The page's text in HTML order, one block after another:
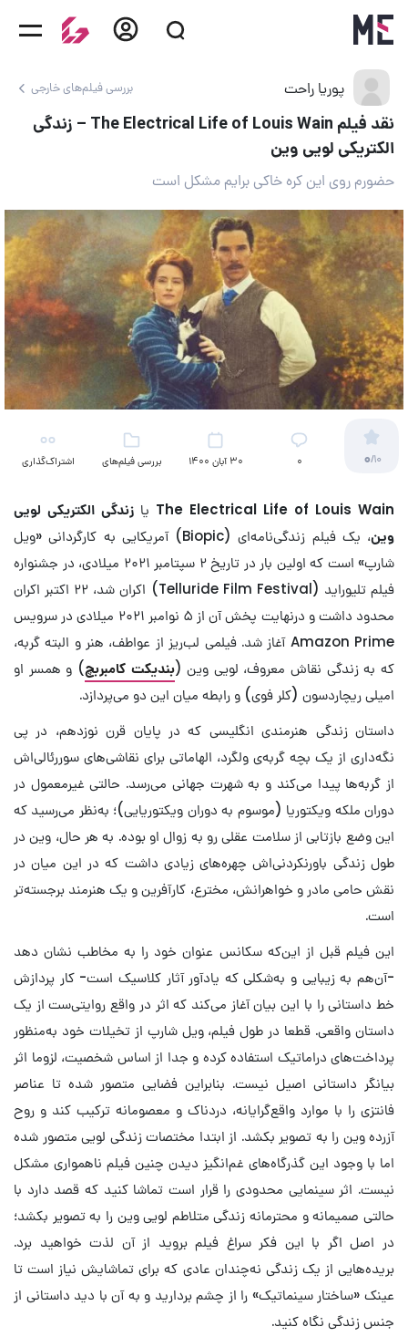
پوریا راحت بررسی فیلم‌های خارجی
نقد فیلم The Electrical Life of Louis Wain – زندگی
الکتریکی لویی وین
حضورم روی این کره خاکی برایم مشکل است
0/10 ۰ 30 آبان 1400
بررسی فیلم‌های
اشتراک‌گذاری
The Electrical Life of Louis Wain یا زندگی الکتریکی لویی
وین
، یک فیلم زندگی‌نامه‌ای (Biopic) آمریکایی‌ به کارگردانی «ویل
شارپ» است که اولین بار در تاریخ ۲ سپتامبر ۲۰۲۱ میلادی، در جشنواره
فیلم تلیوراید (Telluride Film Festival) اکران شد، ۲۲ اکتبر اکران
محدود داشت و درنهایت پخش آن از ۵ نوامبر ۲۰۲۱ میلادی در سرویس
Amazon Prime آغاز شد. فیلمی لب‌ریز از عواطف، هنر و البته گربه،
که به زندگی نقاش معروف، لویی وین (بندیکت کامبربچ‌) و همسر او
امیلی ریچاردسون (کلر فوی) و رابطه میان این دو می‌پردازد.
داستان زندگی هنرمندی انگلیسی که در پایان قرن نوزدهم، در پی
نگه‌داری از یک بچه گربه‌ی ولگرد، الهاماتی برای نقاشی‌های سوررئالی‌اش
از گربه‌ها پیدا می‌‌کند و به شهرت جهانی می‌رسد. حالتی غیرمعمول در
دوران ملکه ویکتوریا (موسوم به دوران ویکتوریایی)؛ به‌نظر می‌رسید که
این وضع بازتابی از سلامت عقلی رو به زوال او بوده. به هر حال، وین در
طول زندگی باورنکردنی‌اش چهره‌های زیادی داشت که در این میان در
نقش حامی مادر و خواهرانش، مخترع، کارآفرین و یک هنرمند برجسته‌تر
است.
این فیلم قبل از این‌که سکانس عنوان خود را به مخاطب نشان دهد
-آن‌هم به‌ زیبایی و به‌شکلی که یادآور آثار کلاسیک است- کار پردازش
خط داستانی را با این بیان آغاز می‌کند ‌که اثر در واقع روایتی‌ست از یک
داستان واقعی. قطعا در طول فیلم، ویل شارپ از تخیلات خود به‌منظور
پرداخت‌‌های دراماتیک استفاده کرده و جدا از اساس شخصیت، لزوما اثر
بیانگر داستانی اصیل نیست. بنابراین فضایی متصور شده تا عناصر
فانتزی را با موارد واقع‌گرایانه، دردناک و معصومانه ترکیب کند و روح
آزرده وین را به تصویر بکشد. از ابتدا مختصات زندگی لویی متصور شده
اما با وجود این گذرگاه‌های غم‌انگیز دیدن چنین فیلم ناهمواری مشکل
نیست. اثر سینمایی محدودی را قرار است تماشا کنید که قصد دارد با
حالتی صمیمانه و محترمانه زندگی متلاطم لویی وین را به تصویر بکشد؛
در اصل اگر با این فکر سراغ فیلم بروید از آن لذت خواهید برد.
بریده‌هایی از یک زندگی نه‌چندان عادی که برای تماشایش نیاز است تا
عینک «ساختار سینماتیک» را از چشم بردارید و به آن با دید داستانی از
جنس زندگی نگاه کنید.